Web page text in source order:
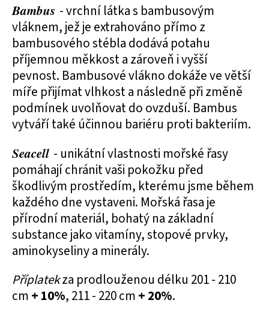
Bambus - vrchní látka s bambusovým
vláknem, jež je extrahováno přímo z
bambusového stébla dodává potahu
příjemnou měkkost a zároveň i vyšší
pevnost. Bambusové vlákno dokáže ve větší
míře přijímat vlhkost a následně při změně
podmínek uvolňovat do ovzduší. Bambus
vytváří také účinnou bariéru proti bakteriím.
Seacell - unikátní vlastnosti mořské řasy
pomáhají chránit vaši pokožku před
škodlivým prostředím, kterému jsme během
každého dne vystaveni. Mořská řasa je
přírodní materiál, bohatý na základní
substance jako vitamíny, stopové prvky,
aminokyseliny a minerály.
Příplatekza prodlouženou délku 201 - 210
cm + 10%, 211 - 220 cm + 20%.